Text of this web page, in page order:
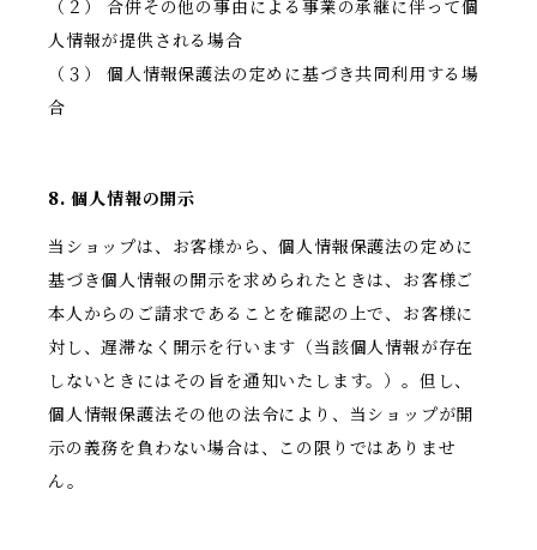
（２） 合併その他の事由による事業の承継に伴って個
人情報が提供される場合
（３） 個人情報保護法の定めに基づき共同利用する場
合
8. 個人情報の開示
当ショップは、お客様から、個人情報保護法の定めに
基づき個人情報の開示を求められたときは、お客様ご
本人からのご請求であることを確認の上で、お客様に
対し、遅滞なく開示を行います（当該個人情報が存在
しないときにはその旨を通知いたします。）。但し、
個人情報保護法その他の法令により、当ショップが開
示の義務を負わない場合は、この限りではありませ
ん。